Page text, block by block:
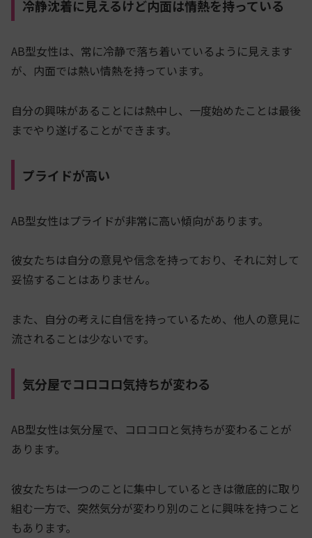
冷静沈着に見えるけど内面は情熱を持っている
AB型女性は、常に冷静で落ち着いているように見えます
が、内面では熱い情熱を持っています。
自分の興味があることには熱中し、一度始めたことは最後
までやり遂げることができます。
プライドが高い
AB型女性はプライドが非常に高い傾向があります。
彼女たちは自分の意見や信念を持っており、それに対して
妥協することはありません。
また、自分の考えに自信を持っているため、他人の意見に
流されることは少ないです。
気分屋でコロコロ気持ちが変わる
AB型女性は気分屋で、コロコロと気持ちが変わることが
あります。
彼女たちは一つのことに集中しているときは徹底的に取り
組む一方で、突然気分が変わり別のことに興味を持つこと
もあります。